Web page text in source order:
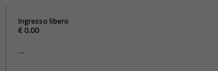
Ingresso libero
€ 0.00
--